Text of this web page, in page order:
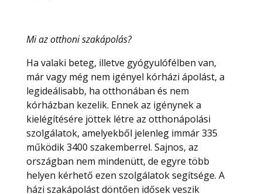
Mi az otthoni szakápolás?
Ha valaki beteg, illetve gyógyulófélben van,
már vagy még nem igényel kórházi ápolást, a
legideálisabb, ha otthonában és nem
kórházban kezelik. Ennek az igénynek a
kielégítésére jöttek létre az otthonápolási
szolgálatok, amelyekből jelenleg immár 335
működik 3400 szakemberrel. Sajnos, az
országban nem mindenütt, de egyre több
helyen kérhető ezen szolgálatok segítsége. A
házi szakápolást döntően idősek veszik